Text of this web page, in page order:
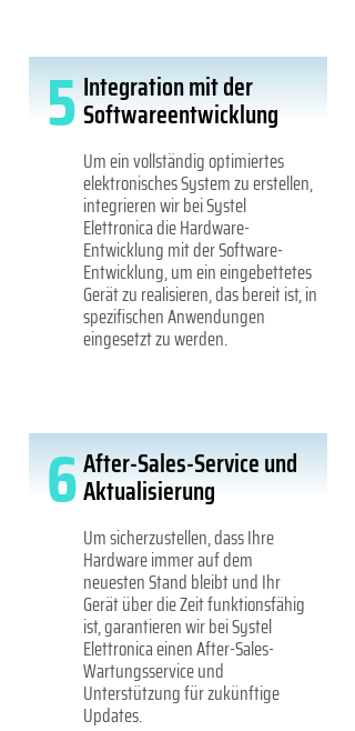
Integration mit der
Softwareentwicklung
5
Um ein vollständig optimiertes
elektronisches System zu erstellen,
integrieren wir bei Systel
Elettronica die Hardware-
Entwicklung mit der Software-
Entwicklung, um ein eingebettetes
Gerät zu realisieren, das bereit ist, in
spezifischen Anwendungen
eingesetzt zu werden.
After-Sales-Service und
Aktualisierung
6
Um sicherzustellen, dass Ihre
Hardware immer auf dem
neuesten Stand bleibt und Ihr
Gerät über die Zeit funktionsfähig
ist, garantieren wir bei Systel
Elettronica einen After-Sales-
Wartungsservice und
Unterstützung für zukünftige
Updates.